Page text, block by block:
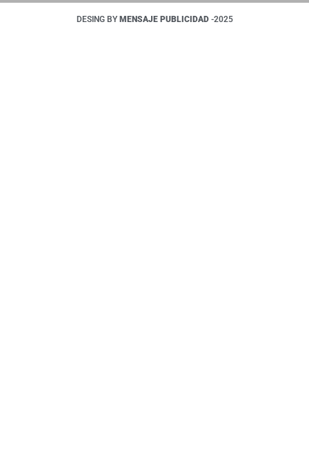
DESING BY MENSAJE PUBLICIDAD -2025